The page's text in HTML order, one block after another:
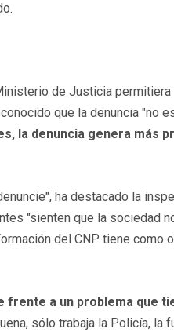
de Justicia
que la denuncia "no
la denuncia genera más
ha destacado la
"sienten que la sociedad
del CNP tiene como
frente a un problema que
sólo trabaja la Policía, la